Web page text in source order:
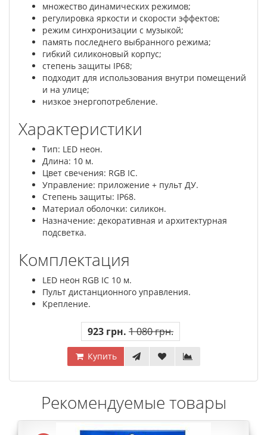
множество динамических режимов;
регулировка яркости и скорости эффектов;
режим синхронизации с музыкой;
память последнего выбранного режима;
гибкий силиконовый корпус;
степень защиты IP68;
подходит для использования внутри помещений
и на улице;
низкое энергопотребление.
Характеристики
Тип: LED неон.
Длина: 10 м.
Цвет свечения: RGB IC.
Управление: приложение + пульт ДУ.
Степень защиты: IP68.
Материал оболочки: силикон.
Назначение: декоративная и архитектурная
подсветка.
Комплектация
LED неон RGB IC 10 м.
Пульт дистанционного управления.
Крепление.
923 грн. 1 080 грн.
Купить
Рекомендуемые товары